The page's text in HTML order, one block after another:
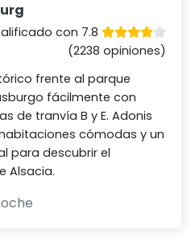
con 7.8
(2238 opiniones)
frente al parque
fácilmente con
de tranvía B y E. Adonis
cómodas y un
para descubrir el
Alsacia.